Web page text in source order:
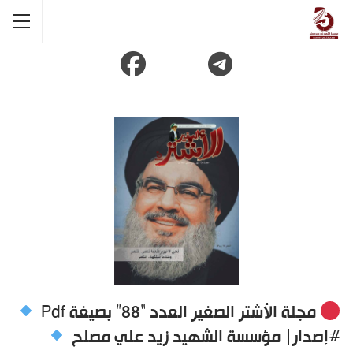
مجلة الأشتر الصغير العدد “88” بصيغة Pdf
#إصدار| مؤسسة الشهيد زيد علي مصلح